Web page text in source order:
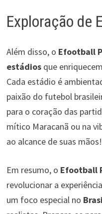
Exploração de
Além disso, o Efootball
estádiosque
Cada estádio é
paixão do futebol
para o coração das
mítico Maracanã ou na
ao alcance de suas mãos!
Em resumo, o Efootball
revolucionar a
um foco especial no